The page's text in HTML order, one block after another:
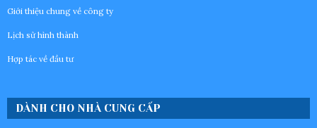
Giới thiệu chung về công ty
Lịch sử hình thành
Hợp tác về đầu tư
DÀNH CHO NHÀ CUNG CẤP